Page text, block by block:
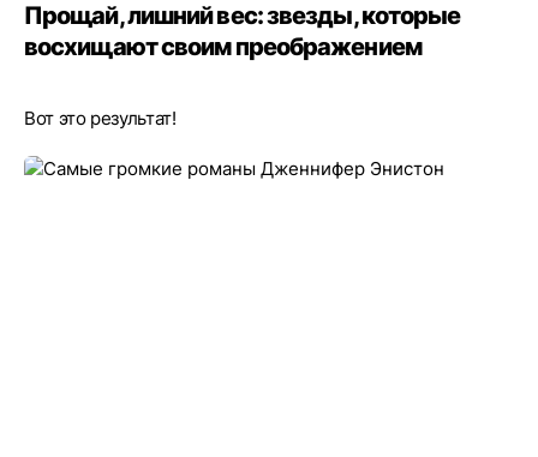
Прощай, лишний вес: звезды, которые
восхищают своим преображением
Вот это результат!